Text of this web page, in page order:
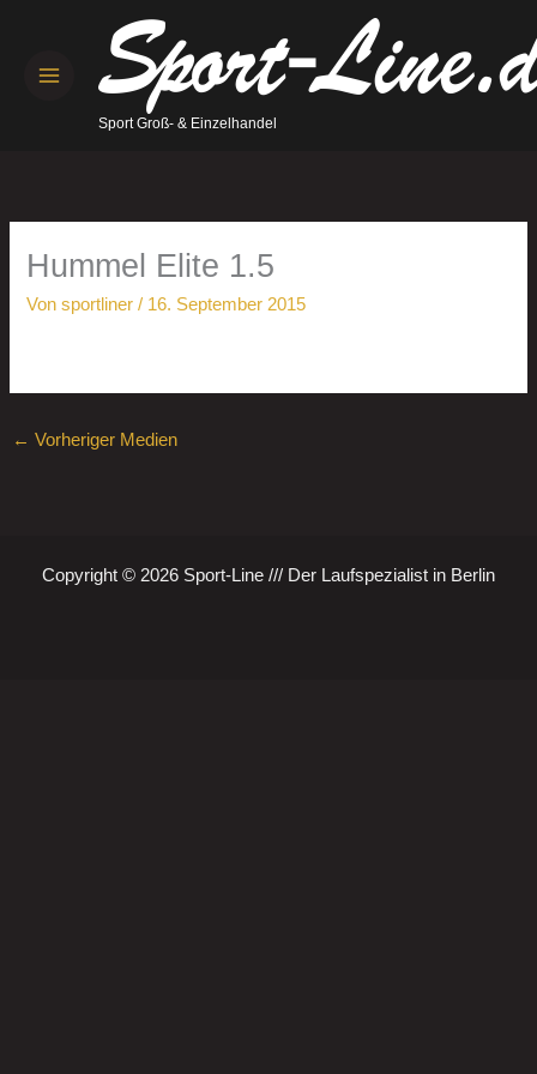
springen
Sport Groß- & Einzelhandel
Hummel Elite 1.5
Vonsportliner/ 16. September 2015
← Vorheriger Medien
Copyright © 2026 Sport-Line /// Der Laufspezialist in Berlin